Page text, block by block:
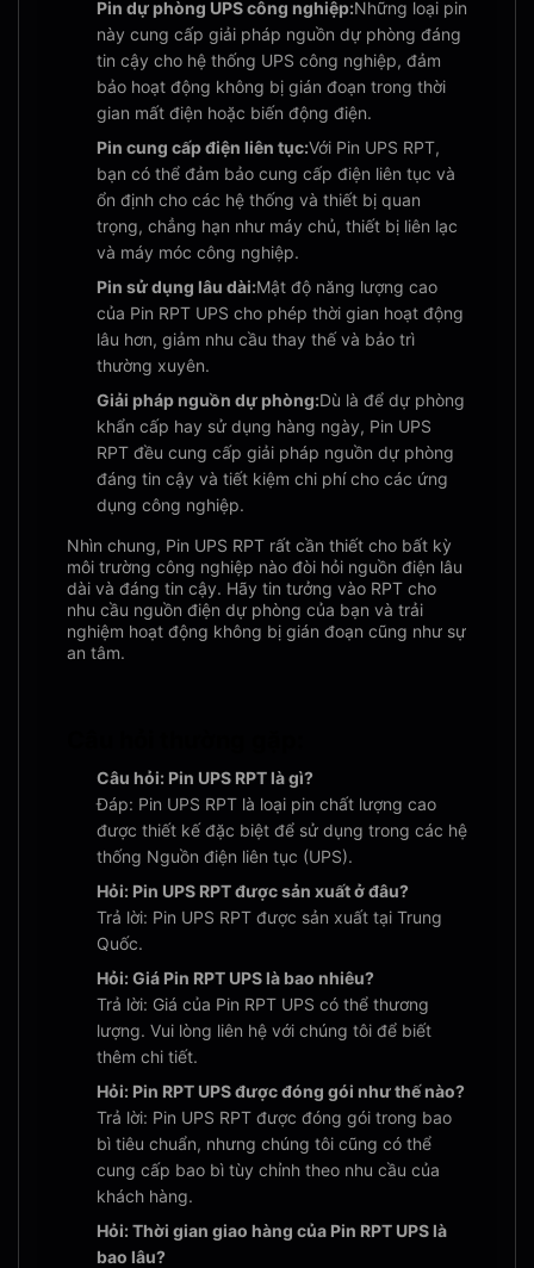
Pin dự phòng UPS công nghiệp:Những loại pin
này cung cấp giải pháp nguồn dự phòng đáng
tin cậy cho hệ thống UPS công nghiệp, đảm
bảo hoạt động không bị gián đoạn trong thời
gian mất điện hoặc biến động điện.
Pin cung cấp điện liên tục:Với Pin UPS RPT,
bạn có thể đảm bảo cung cấp điện liên tục và
ổn định cho các hệ thống và thiết bị quan
trọng, chẳng hạn như máy chủ, thiết bị liên lạc
và máy móc công nghiệp.
Pin sử dụng lâu dài:Mật độ năng lượng cao
của Pin RPT UPS cho phép thời gian hoạt động
lâu hơn, giảm nhu cầu thay thế và bảo trì
thường xuyên.
Giải pháp nguồn dự phòng:Dù là để dự phòng
khẩn cấp hay sử dụng hàng ngày, Pin UPS
RPT đều cung cấp giải pháp nguồn dự phòng
đáng tin cậy và tiết kiệm chi phí cho các ứng
dụng công nghiệp.
Nhìn chung, Pin UPS RPT rất cần thiết cho bất kỳ
môi trường công nghiệp nào đòi hỏi nguồn điện lâu
dài và đáng tin cậy. Hãy tin tưởng vào RPT cho
nhu cầu nguồn điện dự phòng của bạn và trải
nghiệm hoạt động không bị gián đoạn cũng như sự
an tâm.
Câu hỏi: Pin UPS RPT là gì?
Đáp: Pin UPS RPT là loại pin chất lượng cao
được thiết kế đặc biệt để sử dụng trong các hệ
thống Nguồn điện liên tục (UPS).
Hỏi: Pin UPS RPT được sản xuất ở đâu?
Trả lời: Pin UPS RPT được sản xuất tại Trung
Quốc.
Hỏi: Giá Pin RPT UPS là bao nhiêu?
Trả lời: Giá của Pin RPT UPS có thể thương
lượng. Vui lòng liên hệ với chúng tôi để biết
thêm chi tiết.
Hỏi: Pin RPT UPS được đóng gói như thế nào?
Trả lời: Pin UPS RPT được đóng gói trong bao
bì tiêu chuẩn, nhưng chúng tôi cũng có thể
cung cấp bao bì tùy chỉnh theo nhu cầu của
khách hàng.
Hỏi: Thời gian giao hàng của Pin RPT UPS là
bao lâu?